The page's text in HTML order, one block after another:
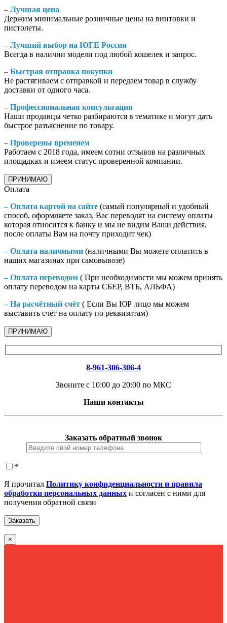
– Лучшая цена
Держим минимальные розничные цены на винтовки и
пистолеты.
– Лучший выбор на ЮГЕ России
Всегда в наличии модели под любой кошелек и запрос.
– Быстрая отправка покупки
Не растягиваем с отправкой и передаем товар в службу
доставки от одного часа.
– Профессиональная консультация
Наши продавцы четко разбираются в тематике и могут дать
быстрое разъяснение по товару.
– Проверены временем
Работаем с 2018 года, имеем сотни отзывов на различных
площадках и имеем статус проверенной компании.
ПРИНИМАЮ
Оплата
– Оплата картой на сайте (самый популярный и удобный
способ, оформляете заказ, Вас переводят на систему оплаты
которая относится к банку и мы не видим Ваши действия,
после оплаты Вам на почту приходит чек)
– Оплата наличными (наличными Вы можете оплатить в
наших магазинах при самовывозе)
– Оплата переводом ( При необходимости мы можем принять
оплату переводом на карты СБЕР, ВТБ, АЛЬФА)
– На расчётный счёт ( Если Вы ЮР лицо мы можем
выставить счёт на оплату по реквизитам)
ПРИНИМАЮ
8-961-306-306-4
Звоните с 10:00 до 20:00 по МКС
Наши контакты
Заказать обратный звонок
*
Я прочитал Политику конфиденциальности и правила
обработки персональных данных и согласен с ними для
получения обратной связи
×